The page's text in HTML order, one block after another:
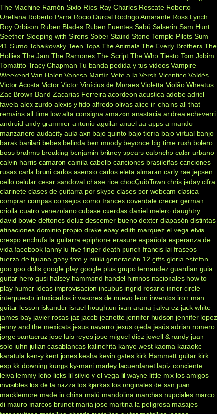
The Machine Ramón Sixto Ríos Ray Charles Rescate Roberto
Orellana Roberto Parra Rocio Durcal Rodrigo Amarante Ross Lynch
Roy Orbison Ruben Blades Ruben Fuentes Sabú Salserin Sam Hunt
Seether Sleeping with Sirens Sober Staind Stone Temple Pilots Sum
41 Sumo Tchaikovsky Teen Tops The Animals The Everly Brothers The
Hollies The Jam The Ramones The Script The Who Tiesto Tom Jobim
Tomatito Tracy Chapman Tu banda pedida y tus videos Vampire
Weekend Van Halen Vanesa Martín Vete a la Versh Vicentico Valdés
Victor Acosta Victor Victor Vinícius de Moraes Violetta Violão Wheatus
Zac Brown Band Zacarias Ferreira acordeon acustica adobe adriel
favela alex zurdo alexis y fido alfredo olivas alice in chains all that
remains all time low alta consigna amazon anastacia andrea echeverri
android andy grammer antonio aguilar anuel aa apps armando
manzanero audacity aula axn bajo quinto bajo tierra bajo virtual banjo
barak barilari bebes belinda ben moody beyonce big time rush bolero
boss brahms breaking benjamin britney spears caloncho calor urbano
calvin harris camaron camila cabello canciones brasileñas canciones
rusas carla bruni carlos asensio carlos eleta almaran carly rae jepsen
cello celular cesar sandoval chase rice chocQuibTown chris jeday cifra
clarinete clases de guitarra por skype clases por webcam clasica
comprar compás consejos corno francés coverdale crecer german
criolla cuatro venezolano cubase cuerdas daniel melero daughtry
david bowie deftones deluz descemer bueno dexter diapasón distintas
afinaciones dominio propio drake ebay edith marquez el vega elvis
crespo enchufa la guitarra epiphone erasure española esperanza de
vida facebook fanny lu five finger death punch francis lai fraseos
fuerza de tijuana gaby fofo y miliki generación 12 gifts gloria estefan
goo goo dolls google play google plus grupo fernandez guardian guia
guitar hero gusi halsey hammond handel himnos nacionales how to
play humor ideas improvisacion incubus ingrid rosario inner circle
interpuesto intoxicados invasores de nuevo leon inventos iron man
guitar lesson iskander israel houghton ivan arana j alvarez jack white
james bay javier rosas jaz jacob jeanette jennifer hudson jennifer lopez
jenny and the mexicats jesus navarro jesus ojeda jesús adrian romero
jorge santacruz jose luis reyes jose miguel diez jowell & randy juan
solo juhn julian casablancas kalinchita kanye west kaoma karaoke
karatula ken-y kent jones kesha kevin gates kirk Hammett guitar kirk
esp kk downing kungs ky-mani marley lacuerdanet lapiz conciente
leiva lemmy leño licks lil silvio y el vega lil wayne little mix los amigos
invisibles los de la nazza los kjarkas los originales de san juan
macklemore made in china malú mandolina marchas nupciales marco
di mauro marcos brunet maria jose martina la peligrosa masajes